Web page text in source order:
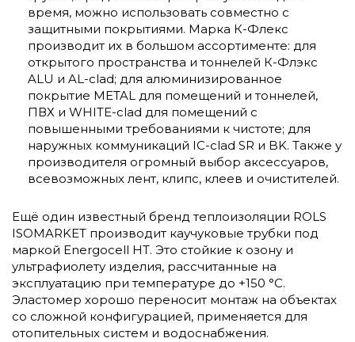
время, можно использовать совместно с
защитными покрытиями. Марка К-Флекс
производит их в большом ассортименте: для
открытого пространства и тоннелей К-Флэкс
ALU и AL-clad; для алюминизированное
покрытие METAL для помещений и тоннелей,
ПВХ и WHITE-clad для помещений с
повышенными требованиями к чистоте; для
наружных коммуникаций IC-clad SR и BK. Также у
производителя огромный выбор аксессуаров,
всевозможных лент, клипс, клеев и очистителей.
Ещё один известный бренд теплоизоляции ROLS
ISOMARKET производит каучуковые трубки под
маркой Energocell HT. Это стойкие к озону и
ультрафиолету изделия, рассчитанные на
эксплуатацию при температуре до +150 °С.
Эластомер хорошо переносит монтаж на объектах
со сложной конфигурацией, применяется для
отопительных систем и водоснабжения.